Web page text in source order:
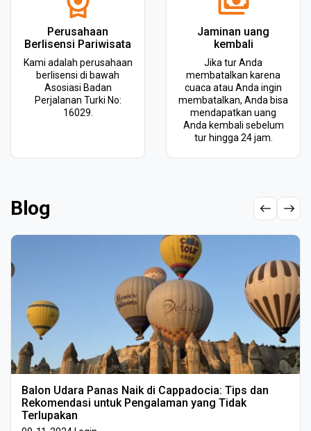
Perusahaan
Berlisensi Pariwisata
Kami adalah perusahaan
berlisensi di bawah
Asosiasi Badan
Perjalanan Turki No:
16029.
Jaminan uang
kembali
Jika tur Anda
membatalkan karena
cuaca atau Anda ingin
membatalkan, Anda bisa
mendapatkan uang
Anda kembali sebelum
tur hingga 24 jam.
Blog
Balon Udara Panas Naik di Cappadocia: Tips dan
Rekomendasi untuk Pengalaman yang Tidak
Terlupakan